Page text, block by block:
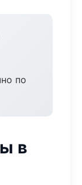
по
в